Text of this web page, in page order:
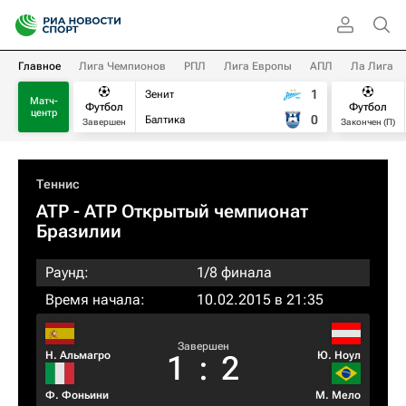
Главное Лига Чемпионов РПЛ Лига Европы АПЛ Ла Лига
Матч-
центр
Футбол
Завершен
Зенит
Балтика
1
0
Футбол
Закончен (П)
Теннис
ATP - ATP Открытый чемпионат
Бразилии
Раунд:
1/8 финала
Время начала:
10.02.2015 в 21:35
Н. Альмагро
Ф. Фоньини
Завершен
1 : 2 Ю. Ноул
М. Мело